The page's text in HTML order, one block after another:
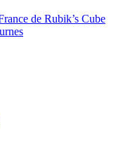
de Rubik’s Cube